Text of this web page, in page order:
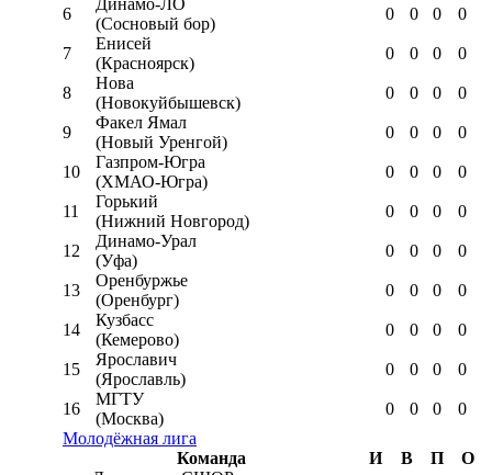
6
Динамо-ЛО
(Сосновый бор)
0 0 0 0
7
Енисей
(Красноярск)
0 0 0 0
8
Нова
(Новокуйбышевск)
0 0 0 0
9
Факел Ямал
(Новый Уренгой)
0 0 0 0
10
Газпром-Югра
(ХМАО-Югра)
0 0 0 0
11
Горький
(Нижний Новгород)
0 0 0 0
12
Динамо-Урал
(Уфа)
0 0 0 0
13
Оренбуржье
(Оренбург)
0 0 0 0
14
Кузбасс
(Кемерово)
0 0 0 0
15
Ярославич
(Ярославль)
0 0 0 0
16
МГТУ
(Москва)
0 0 0
0
Молодёжная лига
Команда
И В П
О